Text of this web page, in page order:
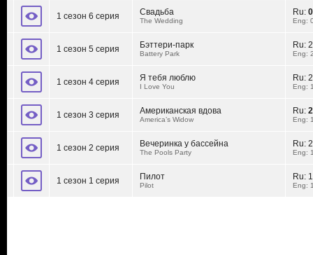
1 сезон 6 серия Свадьба
The Wedding
Ru:
Eng:
1 сезон 5 серия Бэттери-парк
Battery Park
Ru:
Eng:
1 сезон 4 серия Я тебя люблю
I Love You
Ru:
Eng:
1 сезон 3 серия Американская вдова
America’s Widow
Ru:
Eng:
1 сезон 2 серия Вечеринка у бассейна
The Pools Party
Ru:
Eng:
1 сезон 1 серия Пилот
Pilot
Ru:
Eng: